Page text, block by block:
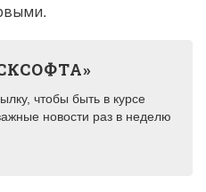
чтобы быть в курсе
новости раз в неделю